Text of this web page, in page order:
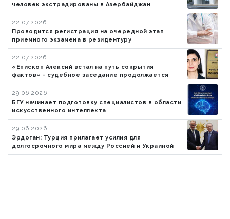
человек экстрадированы в Азербайджан
22.07.2026
Проводится регистрация на очередной этап
приемного экзамена в резидентуру
22.07.2026
«Епископ Алексий встал на путь сокрытия
фактов» - судебное заседание продолжается
29.06.2026
БГУ начинает подготовку специалистов в области
искусственного интеллекта
29.06.2026
Эрдоган: Турция прилагает усилия для
долгосрочного мира между Россией и Украиной